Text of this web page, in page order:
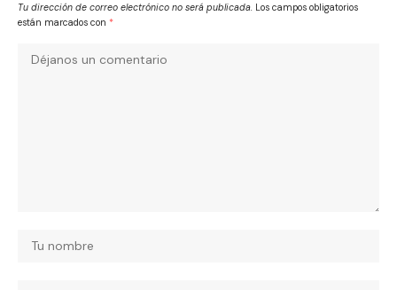
Tu dirección de correo electrónico no será publicada. Los campos obligatorios
están marcados con *